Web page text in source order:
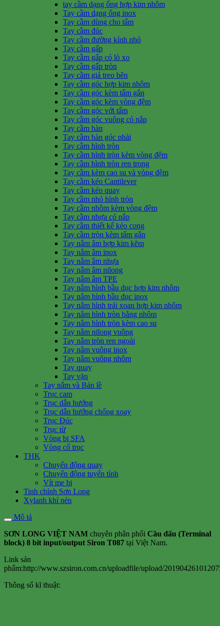
tay cầm dạng ống hợp kim nhôm
Tay cầm dạng ống inox
Tay cầm dùng cho tấm
Tay cầm đúc
Tay cầm đường kính nhỏ
Tay cầm gấp
Tay cầm gấp có lò xo
Tay cầm gấp tròn
Tay cầm giá treo bên
Tay cầm góc hợp kim nhôm
Tay cầm góc kèm tấm gắn
Tay cầm góc kèm vòng đệm
Tay cầm góc với tấm
Tay cầm góc vuông có nắp
Tay cầm hàn
Tay cầm hàn góc phải
Tay cầm hình tròn
Tay cầm hình tròn kèm vòng đệm
Tay cầm hình tròn ren trong
Tay cầm kèm cao su và vòng đệm
Tay cầm kéo Cantilever
Tay cầm kéo quay
Tay cầm nhỏ hình tròn
Tay cầm nhôm kèm vòng đệm
Tay cầm nhựa có nắp
Tay cầm thiết kế kéo cong
Tay cầm tròn kèm tấm gắn
Tay nắm âm hợp kim kẽm
Tay nắm âm inox
Tay nắm âm nhựa
Tay nắm âm nilong
Tay nắm âm TPE
Tay nắm hình bầu dục hợp kim nhôm
Tay nắm hình bầu dục inox
Tay nắm hình trái xoan hợp kim nhôm
Tay nắm hình tròn bằng nhôm
Tay nắm hình tròn kèm cao su
Tay nắm nilong vuông
Tay nắm tròn ren ngoài
Tay nắm vuông inox
Tay nắm vuông nhôm
Tay quay
Tay vặn
Tay nắm và Bản lề
Trục cam
Trục dẫn hướng
Trục dẫn hướng chống xoay
Trục Đúc
Trục từ
Vòng bi SFA
Vòng cổ trục
THK
Chuyển động quay
Chuyển động tuyến tính
Vít me bi
Tinh chỉnh Sơn Long
Xylanh khí nén
Mô tả
SƠN LONG VIỆT NAM chuyên phân phối Cầu đấu (Terminal
block) 8 bit input/output Siron T087 tại Việt Nam.
Link sản
phẩm:http://www.szsiron.com.cn/uploadfile/upload/
Thông số kĩ thuật: